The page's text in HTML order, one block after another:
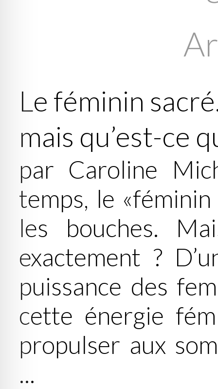
Le féminin
mais qu’est-ce
par Caroline
temps, le
les bouches.
exactement ?
puissance des
cette énergie
propulser aux
...